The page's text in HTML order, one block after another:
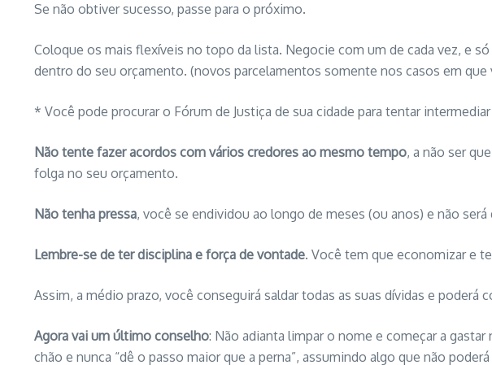
Se não obtiver sucesso, passe para o próximo.
Coloque os mais flexíveis no topo da lista. Negocie com um de cada vez, e
dentro do seu orçamento. (novos parcelamentos somente nos casos em
* Você pode procurar o Fórum de Justiça de sua cidade para tentar
Não tente fazer acordos com vários credores ao mesmo tempo, a não ser
folga no seu orçamento.
Não tenha pressa, você se endividou ao longo de meses (ou anos) e não
Lembre-se de ter disciplina e força de vontade. Você tem que economizar e
Assim, a médio prazo, você conseguirá saldar todas as suas dívidas e poderá
Agora vai um último conselho: Não adianta limpar o nome e começar a
chão e nunca “dê o passo maior que a perna”, assumindo algo que não